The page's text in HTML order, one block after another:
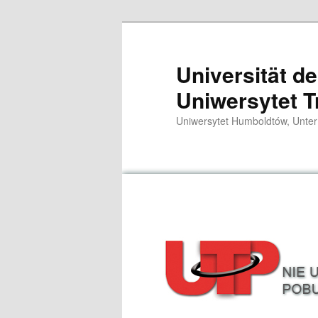
Universität
Uniwersytet
Uniwersytet Humboldtów,